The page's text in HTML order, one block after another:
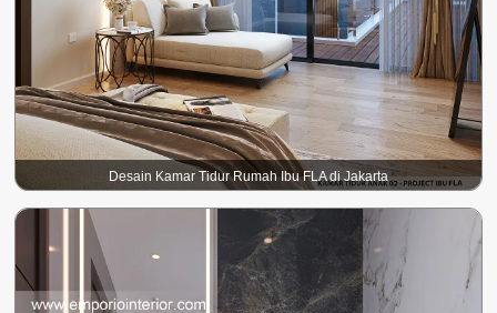
Desain Kamar Tidur Rumah Ibu FLA di Jakarta